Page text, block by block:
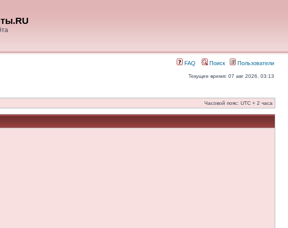
FAQ Поиск Пользователи
Текущее время: 07 авг 2026, 03:13
Часовой пояс: UTC + 2 часа